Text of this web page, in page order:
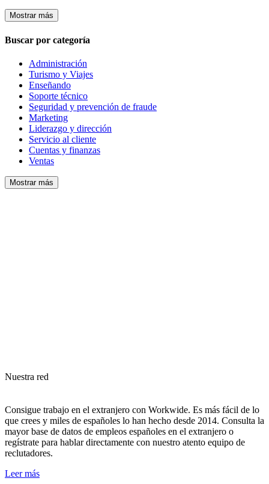
Mostrar más
Buscar por categoría
Administración
Turismo y Viajes
Enseñando
Soporte técnico
Seguridad y prevención de fraude
Marketing
Liderazgo y dirección
Servicio al cliente
Cuentas y finanzas
Ventas
Mostrar más
Nuestra red
Consigue trabajo en el extranjero con Workwide. Es más fácil de lo
que crees y miles de españoles lo han hecho desde 2014. Consulta la
mayor base de datos de empleos españoles en el extranjero o
regístrate para hablar directamente con nuestro atento equipo de
reclutadores.
Leer más